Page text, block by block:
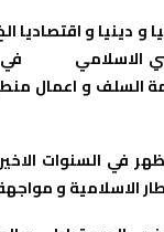
ببلادنا قد أدى الى تدمير
الاسلامي في
و اعمال منطق
ظهر في السنوات
الاسلامية و